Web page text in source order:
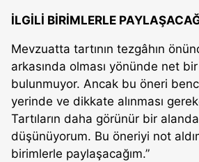
İLGİLİ BİRİMLERLE
Mevzuatta tartının tezgâhın
arkasında olması yönünde net
bulunmuyor. Ancak bu öneri
yerinde ve dikkate alınması
Tartıların daha görünür bir
düşünüyorum. Bu öneriyi not
birimlerle paylaşacağım.”